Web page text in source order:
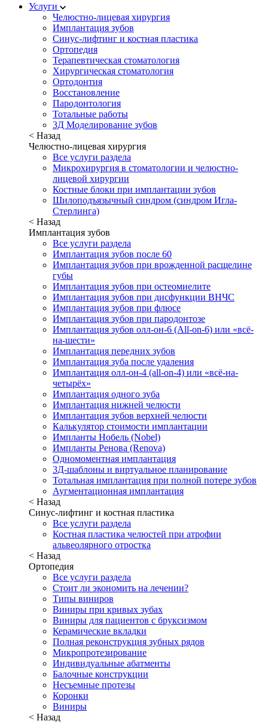
Услуги
Челюстно-лицевая хирургия
Имплантация зубов
Синус-лифтинг и костная пластика
Ортопедия
Терапевтическая стоматология
Хирургическая стоматология
Ортодонтия
Восстановление
Пародонтология
Тотальные работы
3Д Моделирование зубов
< Назад
Челюстно-лицевая хирургия
Все услуги раздела
Микрохирургия в стоматологии и челюстно-
лицевой хирургии
Костные блоки при имплантации зубов
Шилоподъязычный синдром (синдром Игла-
Стерлинга)
< Назад
Имплантация зубов
Все услуги раздела
Имплантация зубов после 60
Имплантация зубов при врожденной расщелине
губы
Имплантация зубов при остеомиелите
Имплантация зубов при дисфункции ВНЧС
Имплантация зубов при флюсе
Имплантация зубов при пародонтозе
Имплантация зубов олл-он-6 (All-on-6) или «всё-
на-шести»
Имплантация передних зубов
Имплантация зуба после удаления
Имплантация олл-он-4 (all-on-4) или «всё-на-
четырёх»
Имплантация одного зуба
Имплантация нижней челюсти
Имплантация зубов верхней челюсти
Калькулятор стоимости имплантации
Импланты Нобель (Nobel)
Импланты Ренова (Renova)
Одномоментная имплантация
3Д-шаблоны и виртуальное планирование
Тотальная имплантация при полной потере зубов
Аугментационная имплантация
< Назад
Синус-лифтинг и костная пластика
Все услуги раздела
Костная пластика челюстей при атрофии
альвеолярного отростка
< Назад
Ортопедия
Все услуги раздела
Стоит ли экономить на лечении?
Типы виниров
Виниры при кривых зубах
Виниры для пациентов с бруксизмом
Керамические вкладки
Полная реконструкция зубных рядов
Микропротезирование
Индивидуальные абатменты
Балочные конструкции
Несъемные протезы
Коронки
Виниры
< Назад